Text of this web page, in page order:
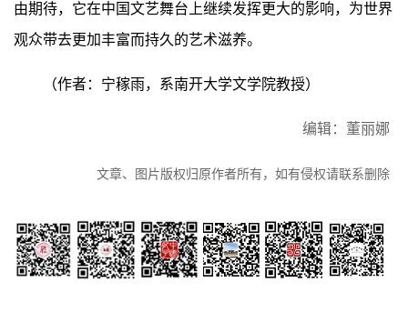
由期待，它在中国文艺舞台上继续发挥更大的影响，为世界
观众带去更加丰富而持久的艺术滋养。
（作者：宁稼雨，系南开大学文学院教授）
编辑：董丽娜
文章、图片版权归原作者所有，如有侵权请联系删除